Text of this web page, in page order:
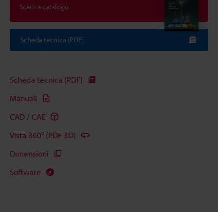
Scarica catalogo
Scheda tecnica (PDF)
Scheda tecnica (PDF)
Manuali
CAD / CAE
Vista 360° (PDF 3D)
Dimensioni
Software